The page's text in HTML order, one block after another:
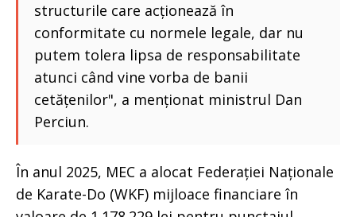
structurile care acționează în
conformitate cu normele legale, dar nu
putem tolera lipsa de responsabilitate
atunci când vine vorba de banii
cetățenilor", a menționat ministrul Dan
Perciun.
În anul 2025, MEC a alocat Federației Naționale
de Karate-Do (WKF) mijloace financiare în